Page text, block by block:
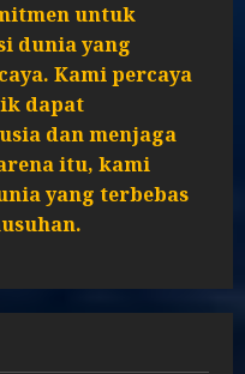
untuk
dunia yang
Kami percaya
dapat
dan menjaga
itu, kami
yang terbebas